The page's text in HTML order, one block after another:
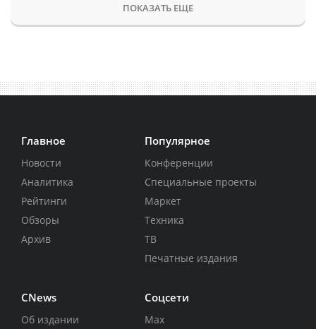
ПОКАЗАТЬ ЕЩЕ
Главное
Новости
Аналитика
Рейтинги
Обзоры
Архив
Популярное
Конференции
Специальные проекты
Маркет
Техника
ТВ
Печатные издания
CNews
Об издании
Соцсети
Max